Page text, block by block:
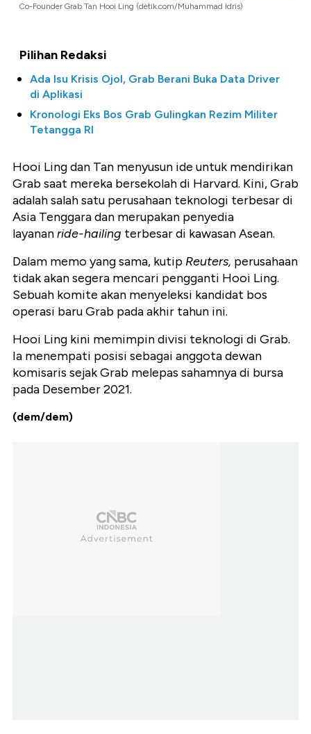
Co-Founder Grab Tan Hooi Ling (detik.com/Muhammad Idris)
Pilihan Redaksi
Ada Isu Krisis Ojol, Grab Berani Buka Data Driver
di Aplikasi
Kronologi Eks Bos Grab Gulingkan Rezim Militer
Tetangga RI
Hooi Ling dan Tan menyusun ide untuk mendirikan
Grab saat mereka bersekolah di Harvard. Kini, Grab
adalah salah satu perusahaan teknologi terbesar di
Asia Tenggara dan merupakan penyedia
layananride-hailing terbesar di kawasan Asean.
Dalam memo yang sama, kutip Reuters, perusahaan
tidak akan segera mencari pengganti Hooi Ling.
Sebuah komite akan menyeleksi kandidat bos
operasi baru Grab pada akhir tahun ini.
Hooi Ling kini memimpin divisi teknologi di Grab.
Ia menempati posisi sebagai anggota dewan
komisaris sejak Grab melepas sahamnya di bursa
pada Desember 2021.
(dem/dem)